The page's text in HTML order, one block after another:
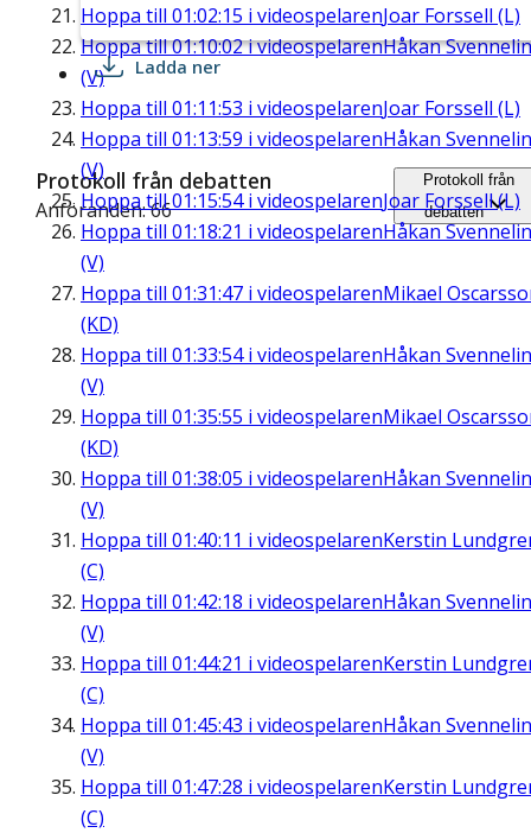
Hoppa till 01:02:15 i videospelarenJoar Forssell (L)
Hoppa till01:10:02i videospelarenHåkan
(V)
Hoppa till 01:11:53 i videospelarenJoar Forssell (L)
Hoppa till 01:13:59 i videospelarenHåkan
(V)
Hoppa till01:15:54i videospelarenJoar Forssell (L)
Hoppa till 01:18:21 i videospelarenHåkan
(V)
Hoppa till 01:31:47 i videospelarenMikael
(KD)
Hoppa till 01:33:54i videospelarenHåkan
(V)
Hoppa till 01:35:55 i videospelarenMikael
(KD)
Hoppa till 01:38:05 i videospelarenHåkan
(V)
Hoppa till 01:40:11 i videospelarenKerstin
(C)
Hoppa till 01:42:18 i videospelarenHåkan
(V)
Hoppa till 01:44:21 i videospelarenKerstin
(C)
Hoppa till 01:45:43 i videospelarenHåkan
(V)
Hoppa till 01:47:28 i videospelarenKerstin
(C)
Ladda ner
Protokoll från debatten
Anföranden: 66
Protokoll från
debatten